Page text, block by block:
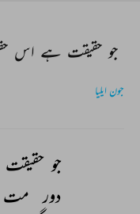
جو حقیقت ہے اس
جون ایلیا
جو حقیقت
دور مت